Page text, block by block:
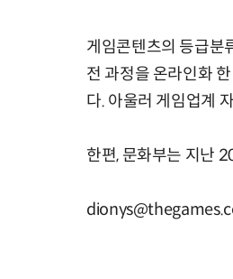
게임콘텐츠의 등급분
전 과정을 온라인화
다. 아울러 게임업계
한편, 문화부는 지난